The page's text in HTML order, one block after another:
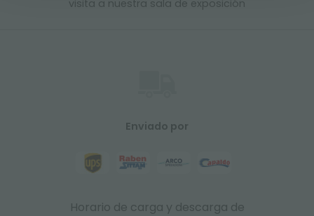
visita a nuestra sala de exposición
Enviado por
Horario de carga y descarga de